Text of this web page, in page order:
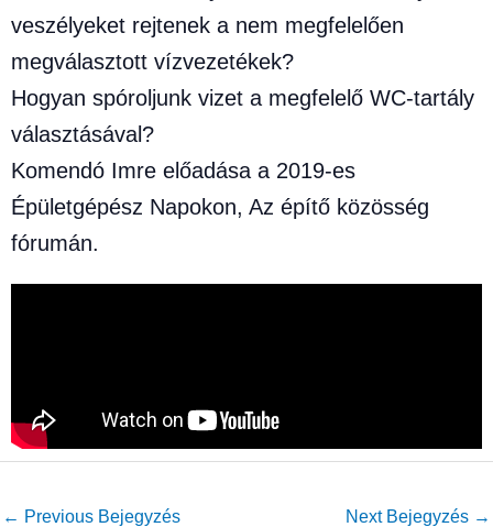
veszélyeket rejtenek a nem megfelelően
megválasztott vízvezetékek?
Hogyan spóroljunk vizet a megfelelő WC-tartály
választásával?
Komendó Imre előadása a 2019-es
Épületgépész Napokon, Az építő közösség
fórumán.
← Previous Bejegyzés Next Bejegyzés →